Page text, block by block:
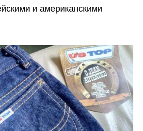
и американскими